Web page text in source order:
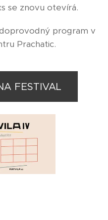
se znovu otevírá.
program v
Prachatic.
FESTIVAL